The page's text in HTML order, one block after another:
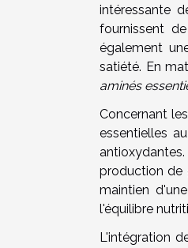
intéressante
fournissent
également
satiété. En
aminés
Concernant les
essentielles
production de
maintien
l'équilibre
L'intégration